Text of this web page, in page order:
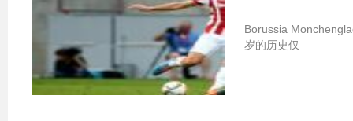
Borussia
岁的历史仅